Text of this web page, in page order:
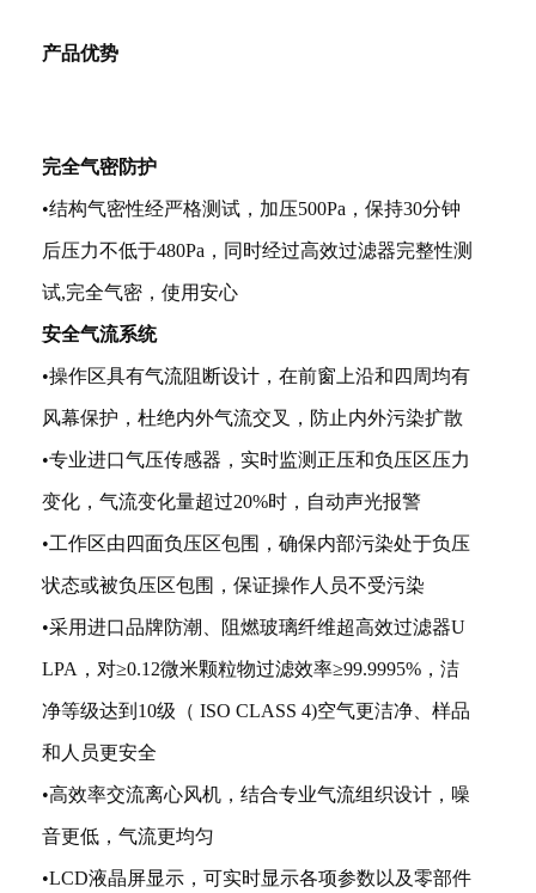
产品优势
完全气密防护
•结构气密性经严格测试，加压500Pa，保持30分钟
后压力不低于480Pa，同时经过高效过滤器完整性测
试,完全气密，使用安心
安全气流系统
•操作区具有气流阻断设计，在前窗上沿和四周均有
风幕保护，杜绝内外气流交叉，防止内外污染扩散
•专业进口气压传感器，实时监测正压和负压区压力
变化，气流变化量超过20%时，自动声光报警
•工作区由四面负压区包围，确保内部污染处于负压
状态或被负压区包围，保证操作人员不受污染
•采用进口品牌防潮、阻燃玻璃纤维超高效过滤器U
LPA，对≥0.12微米颗粒物过滤效率≥99.9995%，洁
净等级达到10级（ ISO CLASS 4)空气更洁净、样品
和人员更安全
•高效率交流离心风机，结合专业气流组织设计，噪
音更低，气流更均匀
•LCD液晶屏显示，可实时显示各项参数以及零部件